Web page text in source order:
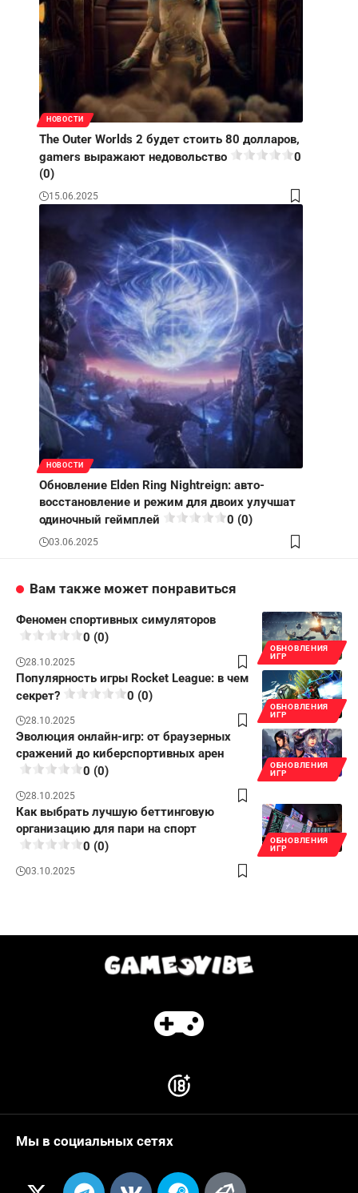
НОВОСТИ
The Outer Worlds 2 будет стоить 80 долларов,
gamers выражают недовольство
0
(0)
15.06.2025
НОВОСТИ
Обновление Elden Ring Nightreign: авто-
восстановление и режим для двоих улучшат
одиночный геймплей
0 (0)
03.06.2025
Вам также может понравиться
ОБНОВЛЕНИЯ
ИГР
Феномен спортивных симуляторов
0 (0)
28.10.2025
ОБНОВЛЕНИЯ
ИГР
Популярность игры Rocket League: в чем
секрет?
0 (0)
28.10.2025
ОБНОВЛЕНИЯ
ИГР
Эволюция онлайн-игр: от браузерных
сражений до киберспортивных арен
0 (0)
28.10.2025
ОБНОВЛЕНИЯ
ИГР
Как выбрать лучшую беттинговую
организацию для пари на спорт
0 (0)
03.10.2025
Мы в социальных сетях